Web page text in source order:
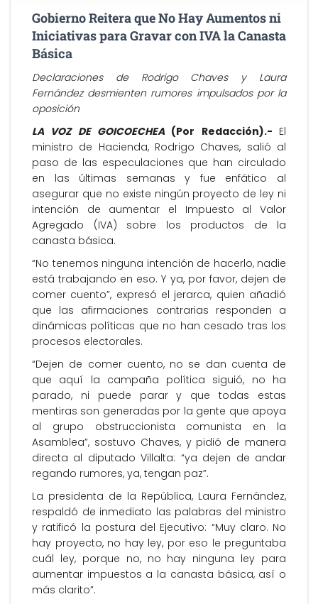
Gobierno Reitera que No Hay Aumentos ni
Iniciativas para Gravar con IVA la Canasta
Básica
Declaraciones de Rodrigo Chaves y Laura
Fernández desmienten rumores impulsados por la
oposición
LA VOZ DE GOICOECHEA (Por Redacción).- El
ministro de Hacienda, Rodrigo Chaves, salió al
paso de las especulaciones que han circulado
en las últimas semanas y fue enfático al
asegurar que no existe ningún proyecto de ley ni
intención de aumentar el Impuesto al Valor
Agregado (IVA) sobre los productos de la
canasta básica.
“No tenemos ninguna intención de hacerlo, nadie
está trabajando en eso. Y ya, por favor, dejen de
comer cuento”, expresó el jerarca, quien añadió
que las afirmaciones contrarias responden a
dinámicas políticas que no han cesado tras los
procesos electorales.
“Dejen de comer cuento, no se dan cuenta de
que aquí la campaña política siguió, no ha
parado, ni puede parar y que todas estas
mentiras son generadas por la gente que apoya
al grupo obstruccionista comunista en la
Asamblea”, sostuvo Chaves, y pidió de manera
directa al diputado Villalta: “ya dejen de andar
regando rumores, ya, tengan paz”.
La presidenta de la República, Laura Fernández,
respaldó de inmediato las palabras del ministro
y ratificó la postura del Ejecutivo: “Muy claro. No
hay proyecto, no hay ley, por eso le preguntaba
cuál ley, porque no, no hay ninguna ley para
aumentar impuestos a la canasta básica, así o
más clarito”.